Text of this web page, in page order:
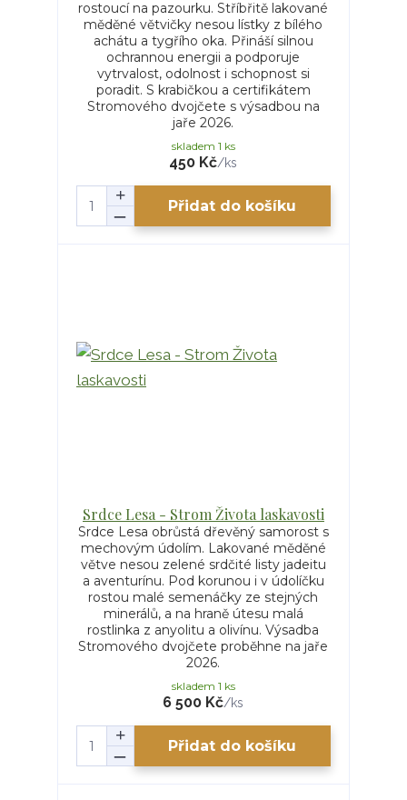
rostoucí na pazourku. Stříbřitě lakované
měděné větvičky nesou lístky z bílého
achátu a tygřího oka. Přináší silnou
ochrannou energii a podporuje
vytrvalost, odolnost i schopnost si
poradit. S krabičkou a certifikátem
Stromového dvojčete s výsadbou na
jaře 2026.
450 Kč/ks
skladem 1 ks
Přidat do košíku
Srdce Lesa - Strom Života laskavosti
Srdce Lesa obrůstá dřevěný samorost s
mechovým údolím. Lakované měděné
větve nesou zelené srdčité listy jadeitu
a aventurínu. Pod korunou i v údolíčku
rostou malé semenáčky ze stejných
minerálů, a na hraně útesu malá
rostlinka z anyolitu a olivínu. Výsadba
Stromového dvojčete proběhne na jaře
2026.
6 500 Kč/ks
skladem 1 ks
Přidat do košíku